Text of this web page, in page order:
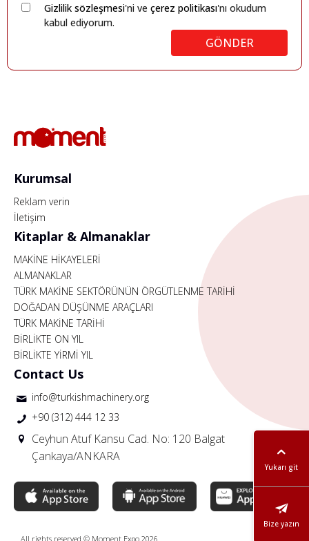
Gizlilik sözleşmesi'ni ve çerez politikası'nı okudum
kabul ediyorum.
GÖNDER
Yukarı git
Bize yazın
Kurumsal
Reklam verin
İletişim
Kitaplar & Almanaklar
MAKİNE HİKAYELERİ
ALMANAKLAR
TÜRK MAKİNE SEKTÖRÜNÜN ÖRGÜTLENME TARİHİ
DOĞADAN DÜŞÜNME ARAÇLARI
TÜRK MAKİNE TARİHİ
BİRLİKTE ON YIL
BİRLİKTE YİRMİ YIL
Contact Us
info@turkishmachinery.org
+90 (312) 444 12 33
Ceyhun Atuf Kansu Cad. No: 120 Balgat
Çankaya/ANKARA
All rights reserved © Moment Expo 2026